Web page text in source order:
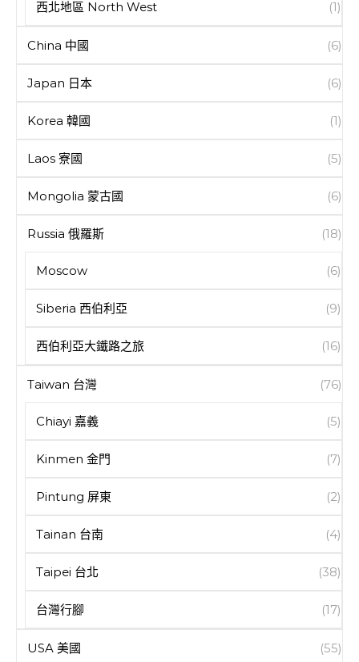
西北地區 North West (1)
China 中國 (6)
Japan 日本 (6)
Korea 韓國 (1)
Laos 寮國 (5)
Mongolia 蒙古國 (6)
Russia 俄羅斯 (18)
Moscow (6)
Siberia 西伯利亞 (9)
西伯利亞大鐵路之旅 (16)
Taiwan 台灣 (76)
Chiayi 嘉義 (5)
Kinmen 金門 (7)
Pintung 屏東 (2)
Tainan 台南 (4)
Taipei 台北 (38)
台灣行腳 (17)
USA 美國 (55)